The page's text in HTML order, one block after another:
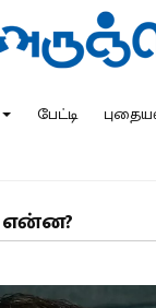
பேட்டி
என்ன?